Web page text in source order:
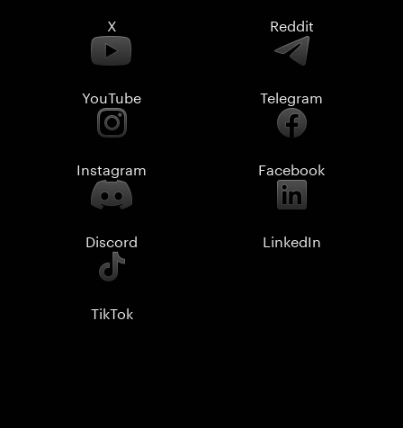
X Reddit
YouTube Telegram
Instagram Facebook
Discord LinkedIn
TikTok